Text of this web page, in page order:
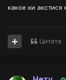
какое ки акстися
Цитата